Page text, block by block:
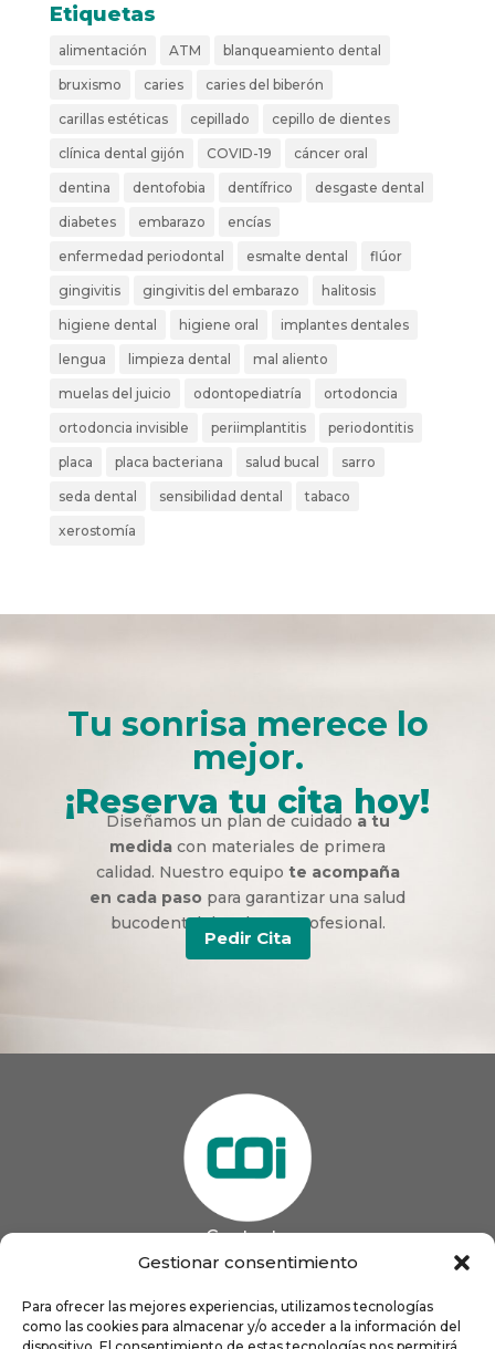
Gestionar consentimiento
Para ofrecer las mejores experiencias, utilizamos tecnologías
como las cookies para almacenar y/o acceder a la información del
Etiquetas
alimentación ATM blanqueamiento dental
bruxismo caries caries del biberón
carillas estéticas cepillado cepillo de dientes
clínica dental gijón COVID-19 cáncer oral
dentina dentofobia dentífrico desgaste dental
diabetes embarazo encías
enfermedad periodontal esmalte dental flúor
gingivitis gingivitis del embarazo halitosis
higiene dental higiene oral implantes dentales
lengua limpieza dental mal aliento
muelas del juicio odontopediatría ortodoncia
ortodoncia invisible periimplantitis periodontitis
placa placa bacteriana salud bucal sarro
seda dental sensibilidad dental tabaco
xerostomía
Tu sonrisa merece lo
mejor.
¡Reserva tu cita hoy!
Diseñamos un plan de cuidado a tu
medida con materiales de primera
calidad. Nuestro equipo te acompaña
en cada paso para garantizar una salud
bucodental duradera y profesional.
Pedir Cita
Contacto
 coigijon@gmail.com
Horario
Lun 9:00 a 13:00 - 16:00 a 21:00